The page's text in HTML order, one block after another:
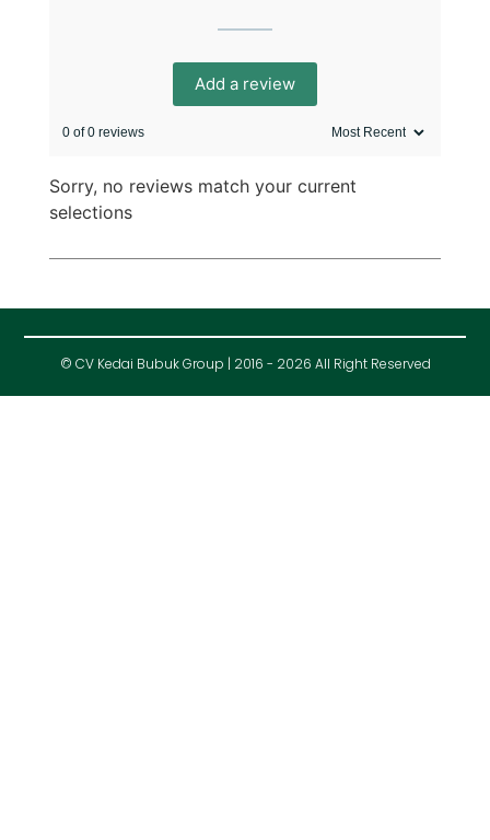
Add a review
0 of 0 reviews
Sorry, no reviews match your current
selections
© CV Kedai Bubuk Group | 2016 - 2026 All Right Reserved